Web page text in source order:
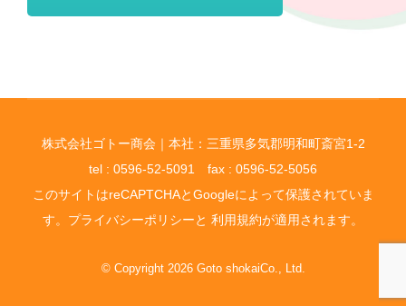
株式会社ゴトー商会｜本社：三重県多気郡明和町斎宮1-2
tel : 0596-52-5091 fax : 0596-52-5056
このサイトはreCAPTCHAとGoogleによって保護されていま
す。 プライバシーポリシーと 利用規約が適用されます。
© Copyright 2026 Goto shokaiCo., Ltd.